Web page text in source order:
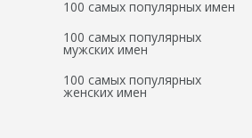
100 самых популярных имен
100 самых популярных
мужских имен
100 самых популярных
женских имен